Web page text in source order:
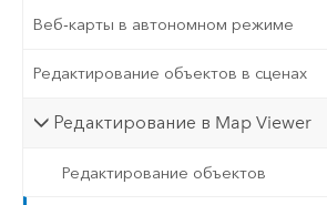
Веб-карты в автономном режиме
Редактирование объектов в сценах
Редактирование в Map Viewer
Редактирование объектов